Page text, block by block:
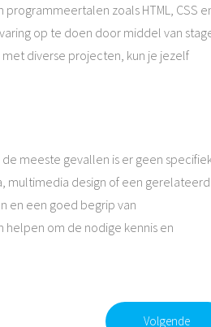
zoals HTML, CSS
op te doen door middel van
diverse projecten, kun je jezelf
meeste gevallen is er geen
multimedia design of een gerelateerd
en een goed begrip van
helpen om de nodige kennis en
Volgende